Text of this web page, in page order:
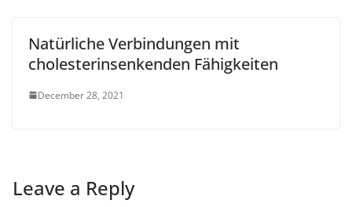
Natürliche Verbindungen mit
cholesterinsenkenden Fähigkeiten
December 28, 2021
Leave a Reply